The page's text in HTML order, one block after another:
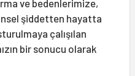
ve bedenlerimize,
şiddetten hayatta
çalışılan
bir sonucu olarak